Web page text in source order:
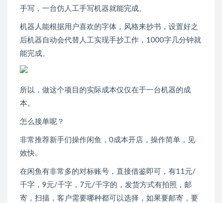
手写，一台仿人工手写机器就能完成。
机器人能根据用户喜欢的字体，风格来抄书，设置好之
后机器自动会代替人工实现手抄工作，1000字几分钟就
能完成。
所以，做这个项目的实际成本仅仅在于一台机器的成
本。
怎么接单呢？
非常推荐新手们操作闲鱼，0成本开店，操作简单，见
效快。
在闲鱼有非常多的对标账号，直接借鉴即可，有11元/
千字，9元/千字，7元/千字的，发货方式有拍照，邮
寄，扫描，客户需要哪种都可以选择，如果要邮寄，要